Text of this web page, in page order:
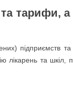
тарифи,
підприємств
лікарень та шкіл,